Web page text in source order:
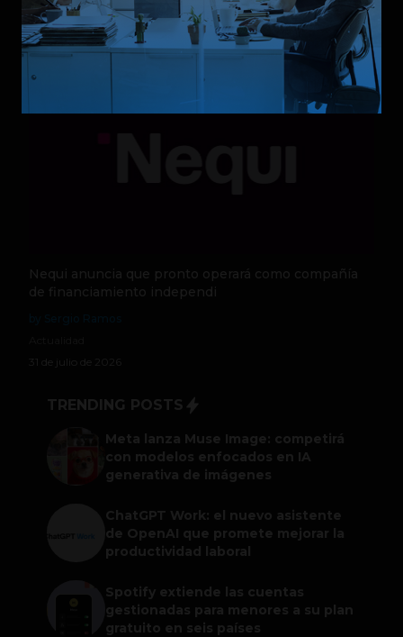
Actualidad
5 de agosto de 2026
Nequi anuncia que pronto operará como compañía
de financiamiento independi
31 de julio de 2026
TRENDING POSTS
Meta lanza Muse Image: competirá
con modelos enfocados en IA
generativa de imágenes
ChatGPT Work: el nuevo asistente
de OpenAI que promete mejorar la
productividad laboral
Spotify extiende las cuentas
gestionadas para menores a su plan
gratuito en seis países